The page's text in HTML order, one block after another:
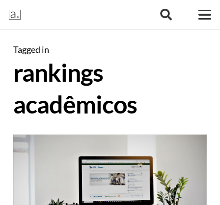
Tagged in
rankings
acadêmicos